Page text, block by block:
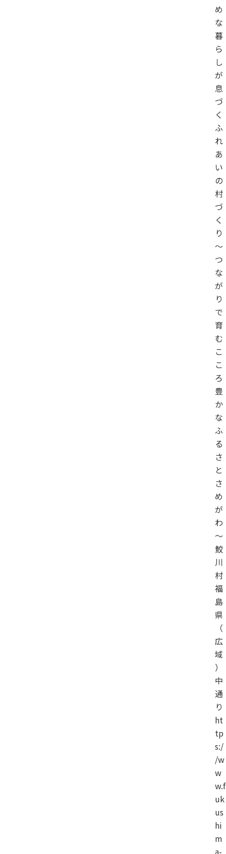
め
な
暮
ら
し
が
息
づ
く
ふ
れ
あ
い
の
村
づ
く
り
～
つ
な
が
り
で
育
む
こ
こ
ろ
豊
か
な
ふ
る
さ
と
さ
め
が
わ
～
鮫
川
村
福
島
県
（
広
域
）
中
通
り
ht
tp
s:/
/w
w
w.f
uk
us
hi
m
a-